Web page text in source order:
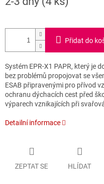
cena:
Přidat do
Systém EPR-X1 PAPR, který je
bez problémů propojovat se
ESAB připravenými pro přívod
ochranu dýchacích cest před
výparech vznikajících při
Detailní informace
ZEPTAT SE HLÍDAT